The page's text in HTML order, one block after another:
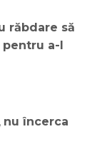
răbdare să
a-l
nu încerca